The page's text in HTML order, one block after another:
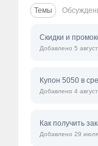
Темы
Скидки и
Добавлено 5
Купон 5050 в
Добавлено 4
Как получить
Добавлено 29 июля